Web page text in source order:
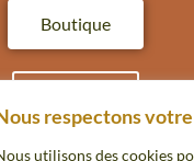
respectons
utilisons des cookies
Boutique